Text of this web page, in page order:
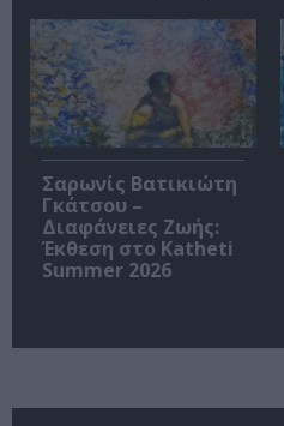
Σαρωνίς Βατικιώτη
Γκάτσου –
Διαφάνειες Ζωής:
Έκθεση στο Katheti
Summer 2026